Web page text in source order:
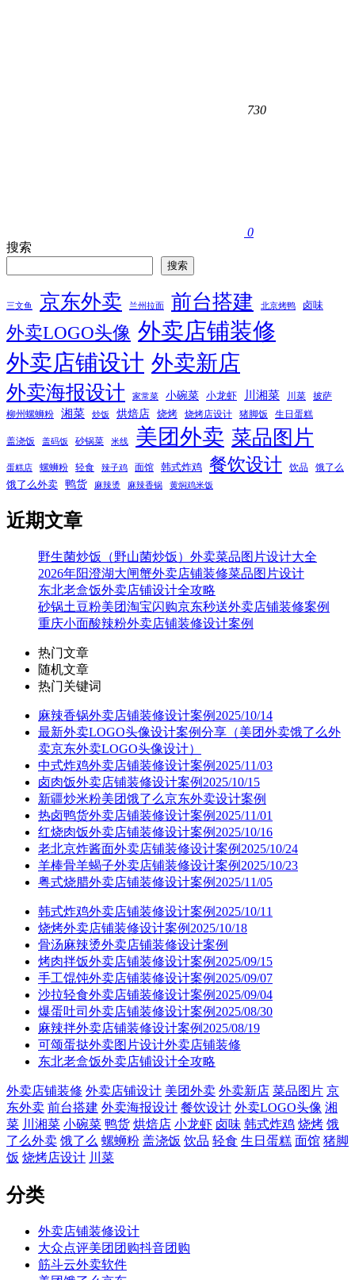
730
0
搜索
搜索
三文鱼 京东外卖 兰州拉面 前台搭建 北京烤鸭 卤味
外卖LOGO头像 外卖店铺装修
外卖店铺设计 外卖新店
外卖海报设计 家常菜 小碗菜 小龙虾 川湘菜 川菜
披萨
柳州螺蛳粉
湘菜 炒饭 烘焙店 烧烤 烧烤店设计 猪脚饭 生日蛋糕
盖浇饭 盖码饭 砂锅菜 米线 美团外卖 菜品图片
蛋糕店 螺蛳粉 轻食 辣子鸡 面馆 韩式炸鸡 餐饮设计 饮品 饿了么
饿了么外卖 鸭货 麻辣烫 麻辣香锅 黄焖鸡米饭
近期文章
野生菌炒饭（野山菌炒饭）外卖菜品图片设计大全
2026年阳澄湖大闸蟹外卖店铺装修菜品图片设计
东北老盒饭外卖店铺设计全攻略
砂锅土豆粉美团淘宝闪购京东秒送外卖店铺装修案例
重庆小面酸辣粉外卖店铺装修设计案例
热门文章
随机文章
热门关键词
麻辣香锅外卖店铺装修设计案例2025/10/14
最新外卖LOGO头像设计案例分享（美团外卖饿了么外
卖京东外卖LOGO头像设计）
中式炸鸡外卖店铺装修设计案例2025/11/03
卤肉饭外卖店铺装修设计案例2025/10/15
新疆炒米粉美团饿了么京东外卖设计案例
热卤鸭货外卖店铺装修设计案例2025/11/01
红烧肉饭外卖店铺装修设计案例2025/10/16
老北京炸酱面外卖店铺装修设计案例2025/10/24
羊棒骨羊蝎子外卖店铺装修设计案例2025/10/23
粤式烧腊外卖店铺装修设计案例2025/11/05
韩式炸鸡外卖店铺装修设计案例2025/10/11
烧烤外卖店铺装修设计案例2025/10/18
骨汤麻辣烫外卖店铺装修设计案例
烤肉拌饭外卖店铺装修设计案例2025/09/15
手工馄饨外卖店铺装修设计案例2025/09/07
沙拉轻食外卖店铺装修设计案例2025/09/04
爆蛋吐司外卖店铺装修设计案例2025/08/30
麻辣拌外卖店铺装修设计案例2025/08/19
可颂蛋挞外卖图片设计外卖店铺装修
东北老盒饭外卖店铺设计全攻略
外卖店铺装修 外卖店铺设计 美团外卖 外卖新店 菜品图片 京
东外卖 前台搭建 外卖海报设计 餐饮设计 外卖LOGO头像 湘
菜 川湘菜 小碗菜 鸭货 烘焙店 小龙虾 卤味 韩式炸鸡 烧烤 饿
了么外卖 饿了么 螺蛳粉 盖浇饭 饮品 轻食 生日蛋糕 面馆 猪脚
饭 烧烤店设计 川菜
分类
外卖店铺装修设计
大众点评美团团购抖音团购
筋斗云外卖软件